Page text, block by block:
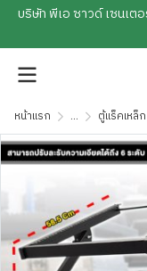
บริษัท พีเอ ซาวด์ เซนเต
หน้าแรก ... ตู้แร็คเหล็ก